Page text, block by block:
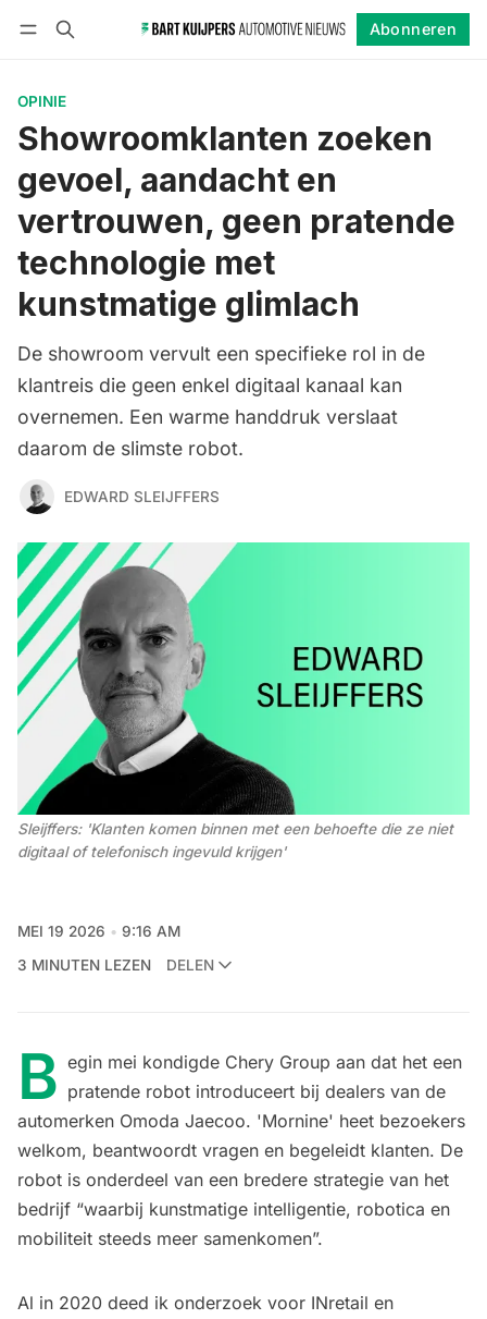
Abonneren
OPINIE
Showroomklanten zoeken
gevoel, aandacht en
vertrouwen, geen pratende
technologie met
kunstmatige glimlach
De showroom vervult een specifieke rol in de
klantreis die geen enkel digitaal kanaal kan
overnemen. Een warme handdruk verslaat
daarom de slimste robot.
EDWARD SLEIJFFERS
Sleijffers: 'Klanten komen binnen met een behoefte die ze niet
digitaal of telefonisch ingevuld krijgen'
MEI 19 2026
9:16 AM
3 MINUTEN LEZEN
DELEN
B egin mei kondigde Chery Group aan dat het een
pratende robot introduceert bij dealers van de
automerken Omoda Jaecoo. 'Mornine' heet bezoekers
welkom, beantwoordt vragen en begeleidt klanten. De
robot is onderdeel van een bredere strategie van het
bedrijf “waarbij kunstmatige intelligentie, robotica en
mobiliteit steeds meer samenkomen”.
Al in 2020 deed ik onderzoek voor INretail en